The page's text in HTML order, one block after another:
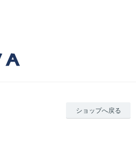
ショップへ戻る